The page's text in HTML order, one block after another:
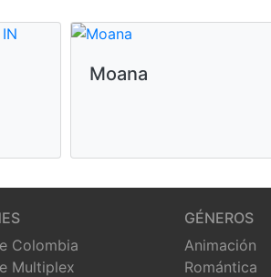
Moana
Colombia
Multiplex
GÉNEROS
Animación
Romántica